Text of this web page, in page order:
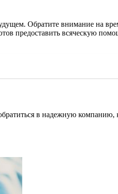
Обратите внимание на
предоставить всяческую
в надежную компанию,